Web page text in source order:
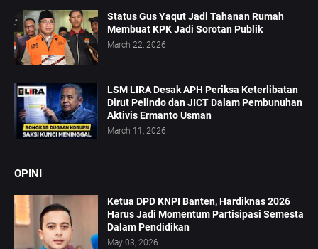
Status Gus Yaqut Jadi Tahanan Rumah
Membuat KPK Jadi Sorotan Publik
March 22, 2026
LSM LIRA Desak APH Periksa Keterlibatan
Dirut Pelindo dan JICT Dalam Pembunuhan
Aktivis Ermanto Usman
March 11, 2026
OPINI
Ketua DPD KNPI Banten, Hardiknas 2026
Harus Jadi Momentum Partisipasi Semesta
Dalam Pendidikan
May 03, 2026